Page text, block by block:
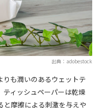
出典：adobestock
も潤いのあるウェットテ
ティッシュペーパーは乾燥
と摩擦による刺激を与えや